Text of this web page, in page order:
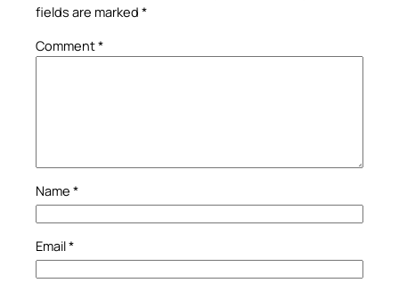
fields are marked *
Comment*
Name *
Email*